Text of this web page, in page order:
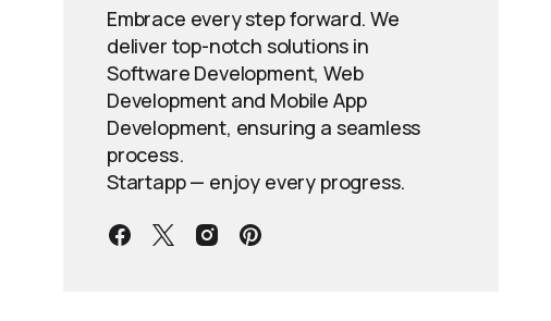
Embrace every step forward. We
deliver top-notch solutions in
Software Development, Web
Development and Mobile App
Development, ensuring a seamless
process.
Startapp — enjoy every progress.